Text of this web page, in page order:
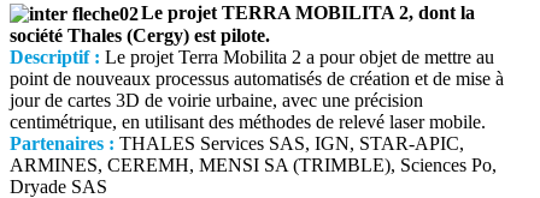
Le projet TERRA MOBILITA 2, dont la
société Thales (Cergy) est pilote.
Descriptif : Le projet Terra Mobilita 2 a pour objet de mettre au
point de nouveaux processus automatisés de création et de mise à
jour de cartes 3D de voirie urbaine, avec une précision
centimétrique, en utilisant des méthodes de relevé laser mobile.
Partenaires : THALES Services SAS, IGN, STAR-APIC,
ARMINES, CEREMH, MENSI SA (TRIMBLE), Sciences Po,
Dryade SAS